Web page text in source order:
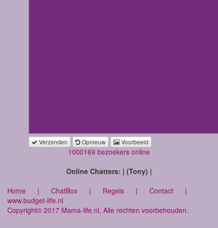
Verzenden Opnieuw Voorbeeld
1000169 bezoekers online
Online Chatters: | (Tony) |
Home | ChatBox | Regels | Contact |
www.budget-life.nl
Copyright© 2017 Mama-life.nl, Alle rechten voorbehouden.